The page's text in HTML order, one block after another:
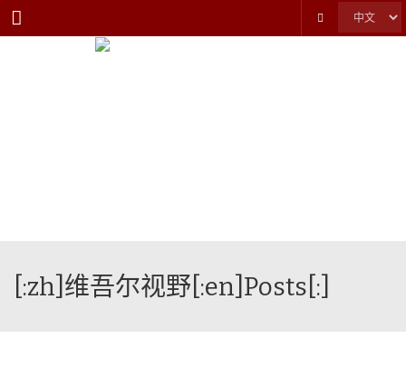
Menu
[:zh]维吾尔视野[:en]Posts[:]